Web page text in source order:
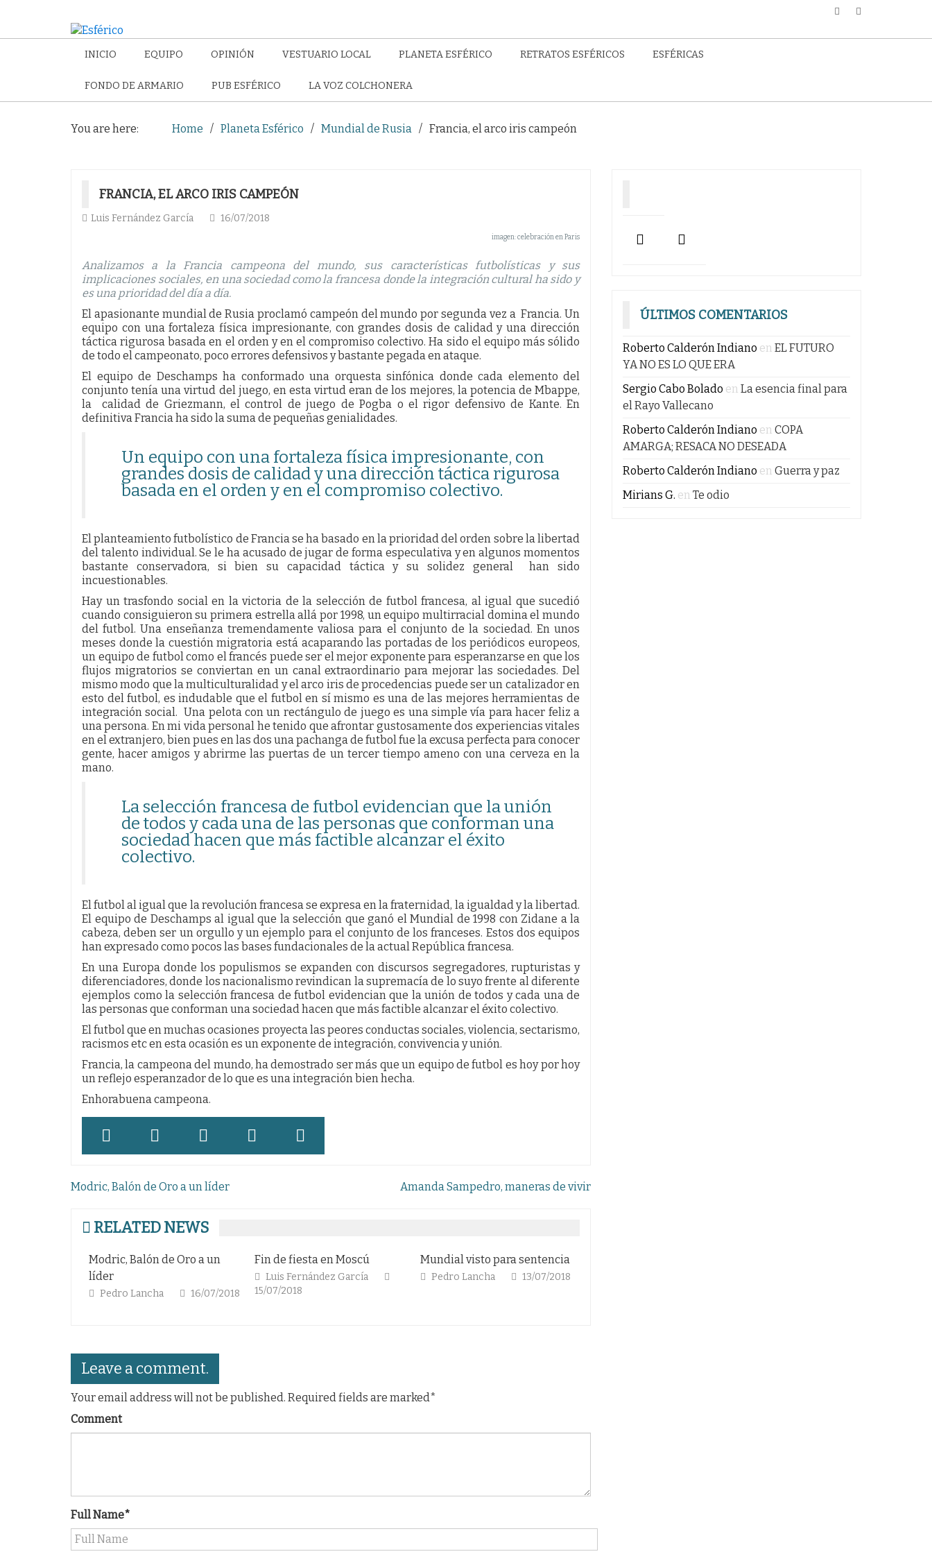
INICIO EQUIPO OPINIÓN VESTUARIO LOCAL PLANETA ESFÉRICO RETRATOS ESFÉRICOS ESFÉRICAS
FONDO DE ARMARIO PUB ESFÉRICO LA VOZ COLCHONERA
You are here: Home Planeta Esférico Mundial de Rusia Francia, el arco iris campeón
FRANCIA, EL ARCO IRIS CAMPEÓN
Luis Fernández García 16/07/2018
imagen: celebración en Paris
Analizamos a la Francia campeona del mundo, sus características futbolísticas y sus
implicaciones sociales, en una sociedad como la francesa donde la integración cultural ha sido y
es una prioridad del día a día.
El apasionante mundial de Rusia proclamó campeón del mundo por segunda vez a Francia. Un
equipo con una fortaleza física impresionante, con grandes dosis de calidad y una dirección
táctica rigurosa basada en el orden y en el compromiso colectivo. Ha sido el equipo más sólido
de todo el campeonato, poco errores defensivos y bastante pegada en ataque.
El equipo de Deschamps ha conformado una orquesta sinfónica donde cada elemento del
conjunto tenía una virtud del juego, en esta virtud eran de los mejores, la potencia de Mbappe,
la calidad de Griezmann, el control de juego de Pogba o el rigor defensivo de Kante. En
definitiva Francia ha sido la suma de pequeñas genialidades.
Un equipo con una fortaleza física impresionante, con
grandes dosis de calidad y una dirección táctica rigurosa
basada en el orden y en el compromiso colectivo.
El planteamiento futbolístico de Francia se ha basado en la prioridad del orden sobre la libertad
del talento individual. Se le ha acusado de jugar de forma especulativa y en algunos momentos
bastante conservadora, si bien su capacidad táctica y su solidez general han sido
incuestionables.
Hay un trasfondo social en la victoria de la selección de futbol francesa, al igual que sucedió
cuando consiguieron su primera estrella allá por 1998, un equipo multirracial domina el mundo
del futbol. Una enseñanza tremendamente valiosa para el conjunto de la sociedad. En unos
meses donde la cuestión migratoria está acaparando las portadas de los periódicos europeos,
un equipo de futbol como el francés puede ser el mejor exponente para esperanzarse en que los
flujos migratorios se conviertan en un canal extraordinario para mejorar las sociedades. Del
mismo modo que la multiculturalidad y el arco iris de procedencias puede ser un catalizador en
esto del futbol, es indudable que el futbol en sí mismo es una de las mejores herramientas de
integración social. Una pelota con un rectángulo de juego es una simple vía para hacer feliz a
una persona. En mi vida personal he tenido que afrontar gustosamente dos experiencias vitales
en el extranjero, bien pues en las dos una pachanga de futbol fue la excusa perfecta para conocer
gente, hacer amigos y abrirme las puertas de un tercer tiempo ameno con una cerveza en la
mano.
La selección francesa de futbol evidencian que la unión
de todos y cada una de las personas que conforman una
sociedad hacen que más factible alcanzar el éxito
colectivo.
El futbol al igual que la revolución francesa se expresa en la fraternidad, la igualdad y la libertad.
El equipo de Deschamps al igual que la selección que ganó el Mundial de 1998 con Zidane a la
cabeza, deben ser un orgullo y un ejemplo para el conjunto de los franceses. Estos dos equipos
han expresado como pocos las bases fundacionales de la actual República francesa.
En una Europa donde los populismos se expanden con discursos segregadores, rupturistas y
diferenciadores, donde los nacionalismo revindican la supremacía de lo suyo frente al diferente
ejemplos como la selección francesa de futbol evidencian que la unión de todos y cada una de
las personas que conforman una sociedad hacen que más factible alcanzar el éxito colectivo.
El futbol que en muchas ocasiones proyecta las peores conductas sociales, violencia, sectarismo,
racismos etc en esta ocasión es un exponente de integración, convivencia y unión.
Francia, la campeona del mundo, ha demostrado ser más que un equipo de futbol es hoy por hoy
un reflejo esperanzador de lo que es una integración bien hecha.
Enhorabuena campeona.
Navegación
entradas
Modric, Balón de Oro a un líder Amanda Sampedro, maneras de vivir
RELATED NEWS
Modric, Balón de Oro a un
líder
Pedro Lancha 16/07/2018
Fin de fiesta en Moscú
Luis Fernández García
15/07/2018
Mundial visto para sentencia
Pedro Lancha 13/07/2018
Leave a comment.
Your email address will not be published. Required fields are marked*
Comment
Full Name*
ÚLTIMOS COMENTARIOS
Roberto Calderón Indiano en EL FUTURO
YA NO ES LO QUE ERA
Sergio Cabo Bolado en La esencia final para
el Rayo Vallecano
Roberto Calderón Indiano en COPA
AMARGA; RESACA NO DESEADA
Roberto Calderón Indiano en Guerra y paz
Mirians G. en Te odio